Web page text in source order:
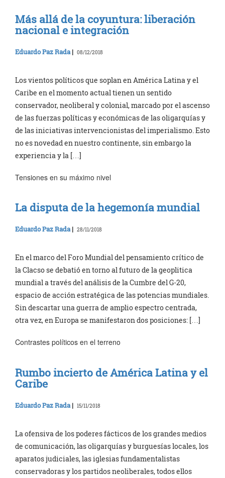
Más allá de la coyuntura: liberación
nacional e integración
Eduardo Paz Rada | 08/12/2018
Los vientos políticos que soplan en América Latina y el
Caribe en el momento actual tienen un sentido
conservador, neoliberal y colonial, marcado por el ascenso
de las fuerzas políticas y económicas de las oligarquías y
de las iniciativas intervencionistas del imperialismo. Esto
no es novedad en nuestro continente, sin embargo la
experiencia y la […]
Tensiones en su máximo nivel
La disputa de la hegemonía mundial
Eduardo Paz Rada| 28/11/2018
En el marco del Foro Mundial del pensamiento crítico de
la Clacso se debatió en torno al futuro de la geoplitica
mundial a través del análisis de la Cumbre del G-20,
espacio de acción estratégica de las potencias mundiales.
Sin descartar una guerra de amplio espectro centrada,
otra vez, en Europa se manifestaron dos posiciones: […]
Contrastes políticos en el terreno
Rumbo incierto de América Latina y el
Caribe
Eduardo Paz Rada | 15/11/2018
La ofensiva de los poderes fácticos de los grandes medios
de comunicación, las oligarquías y burguesías locales, los
aparatos judiciales, las iglesias fundamentalistas
conservadoras y los partidos neoliberales, todos ellos